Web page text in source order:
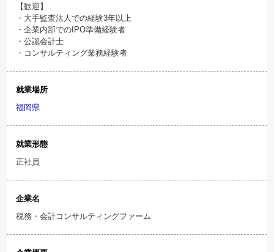
【歓迎】
・大手監査法人での経験3年以上
・企業内部でのIPO準備経験者
・公認会計士
・コンサルティング業務経験者
就業場所
福岡県
就業形態
正社員
企業名
税務・会計コンサルティングファーム